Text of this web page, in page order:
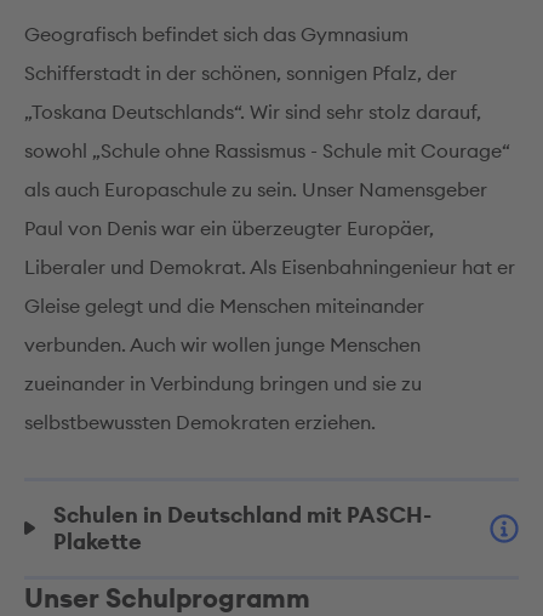
Geografisch befindet sich das Gymnasium
Schifferstadt in der schönen, sonnigen Pfalz, der
„Toskana Deutschlands“. Wir sind sehr stolz darauf,
sowohl „Schule ohne Rassismus - Schule mit Courage“
als auch Europaschule zu sein. Unser Namensgeber
Paul von Denis war ein überzeugter Europäer,
Liberaler und Demokrat. Als Eisenbahningenieur hat er
Gleise gelegt und die Menschen miteinander
verbunden. Auch wir wollen junge Menschen
zueinander in Verbindung bringen und sie zu
selbstbewussten Demokraten erziehen.
Schulen in Deutschland mit PASCH-
Plakette
Unser Schulprogramm